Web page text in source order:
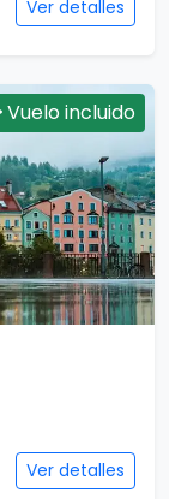
Ver detalles
Vuelo incluido
Ver detalles